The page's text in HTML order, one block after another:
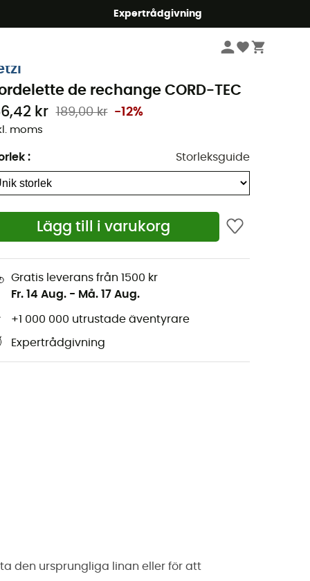
Expertrådgivning
de rechange CORD-TEC
kr 189,00 kr -12%
moms
: Storleksguide
Lägg till i varukorg
Gratis leverans från 1500 kr
Fr. 14 Aug. - Må. 17 Aug.
+1 000 000 utrustade äventyrare
Expertrådgivning
den ursprungliga linan eller för att